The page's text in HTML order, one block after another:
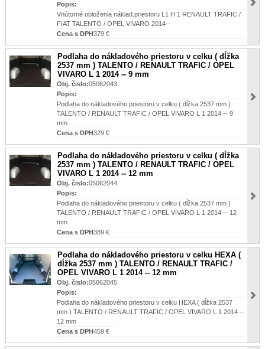
Popis:
Vnútorné obloženia náklad.priestoru L1 H 1 RENAULT TRAFIC /
FIAT TALENTO / OPEL VIVARO 2014--
Cena s DPH379 €
Podlaha do nákladového priestoru v celku ( dĺžka
2537 mm ) TALENTO / RENAULT TRAFIC / OPEL
VIVARO L 1 2014 -- 9 mm
Obj. čislo:05062043
Popis:
Podlaha do nákladového priestoru v celku ( dĺžka 2537 mm )
TALENTO / RENAULT TRAFIC / OPEL VIVARO L 1 2014 -- 9
mm
Cena s DPH329 €
Podlaha do nákladového priestoru v celku ( dĺžka
2537 mm ) TALENTO / RENAULT TRAFIC / OPEL
VIVARO L 1 2014 -- 12 mm
Obj. čislo:05062044
Popis:
Podlaha do nákladového priestoru v celku ( dĺžka 2537 mm )
TALENTO / RENAULT TRAFIC / OPEL VIVARO L 1 2014 -- 12
mm
Cena s DPH389 €
Podlaha do nákladového priestoru v celku HEXA (
dĺžka 2537 mm ) TALENTO / RENAULT TRAFIC /
OPEL VIVARO L 1 2014 -- 12 mm
Obj. čislo:05062045
Popis:
Podlaha do nákladového priestoru v celku HEXA ( dĺžka 2537
mm ) TALENTO / RENAULT TRAFIC / OPEL VIVARO L 1 2014 --
12 mm
Cena s DPH459 €